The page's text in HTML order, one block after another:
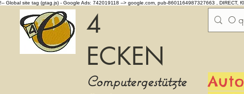
!-- Global site tag (gtag.js) - Google Ads: 742019118 --> google.com, pub-8601164987327663 , DIRECT,
4
ECKEN
Computergestützte